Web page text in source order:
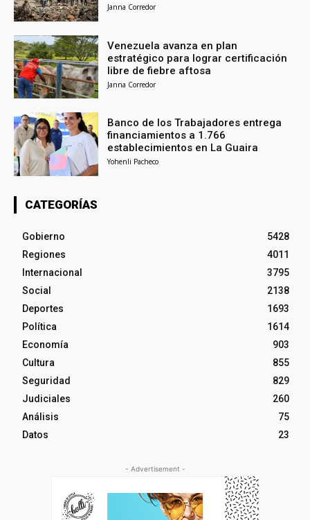
Janna Corredor
Venezuela avanza en plan
estratégico para lograr certificación
libre de fiebre aftosa
Janna Corredor
Banco de los Trabajadores entrega
financiamientos a 1.766
establecimientos en La Guaira
Yohenli Pacheco
CATEGORÍAS
Gobierno
5428
Regiones
4011
Internacional
3795
Social
2138
Deportes
1693
Política
1614
Economía
903
Cultura
855
Seguridad
829
Judiciales
260
Análisis
75
Datos
23
- Advertisement -